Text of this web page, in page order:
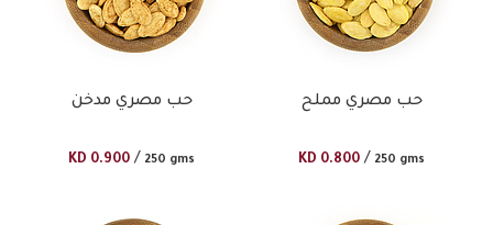
حب مصري مدخن
KD 0.900 / 250 gms
حب مصري مملح
KD 0.800 / 250 gms